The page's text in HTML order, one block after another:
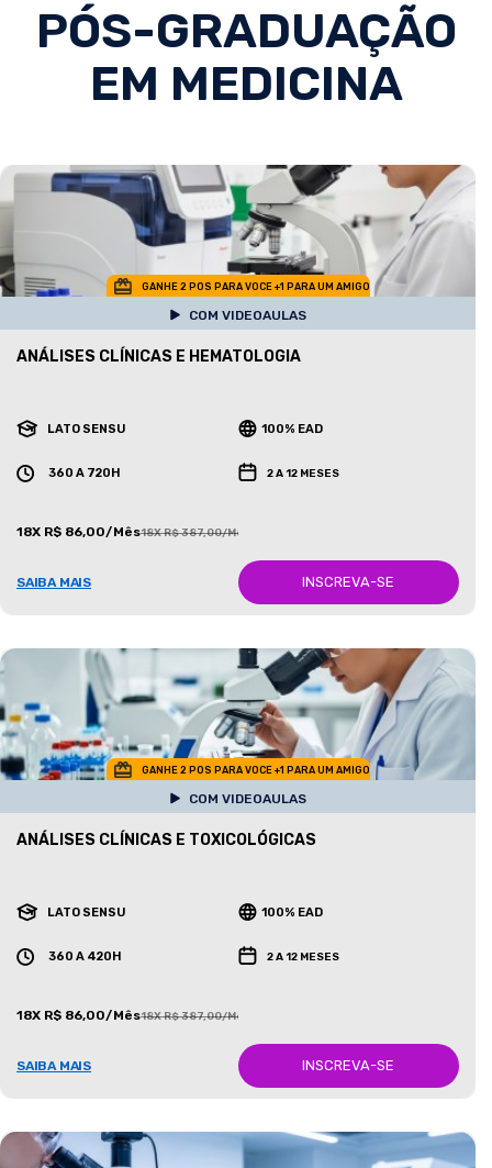
PÓS-GRADUAÇÃO
EM MEDICINA
GANHE 2 POS PARA VOCE +1 PARA UM AMIGO
COM VIDEOAULAS
ANÁLISES CLÍNICAS E HEMATOLOGIA
LATO SENSU 100% EAD
360 A 720H 2 A 12 MESES
18X R$ 86,00/Mês18X R$ 387,00/Mês
SAIBA MAIS INSCREVA-SE
GANHE 2 POS PARA VOCE +1 PARA UM AMIGO
COM VIDEOAULAS
ANÁLISES CLÍNICAS E TOXICOLÓGICAS
LATO SENSU 100% EAD
360 A 420H 2 A 12 MESES
18X R$ 86,00/Mês18X R$ 387,00/Mês
SAIBA MAIS INSCREVA-SE